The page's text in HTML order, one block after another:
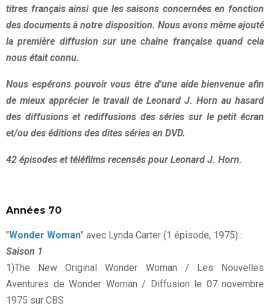
titres français ainsi que les saisons concernées en fonction
des documents à notre disposition. Nous avons même ajouté
la première diffusion sur une chaîne française quand cela
nous était connu.
Nous espérons pouvoir vous être d'une aide bienvenue afin
de mieux apprécier le travail de Leonard J. Horn au hasard
des diffusions et rediffusions des séries sur le petit écran
et/ou des éditions des dites séries en DVD.
42 épisodes et téléfilms recensés pour Leonard J. Horn.
Années 70
"Wonder Woman" avec Lynda Carter (1 épisode, 1975) :
Saison 1
1)The New Original Wonder Woman / Les Nouvelles
Aventures de Wonder Woman / Diffusion le 07 novembre
1975 sur CBS